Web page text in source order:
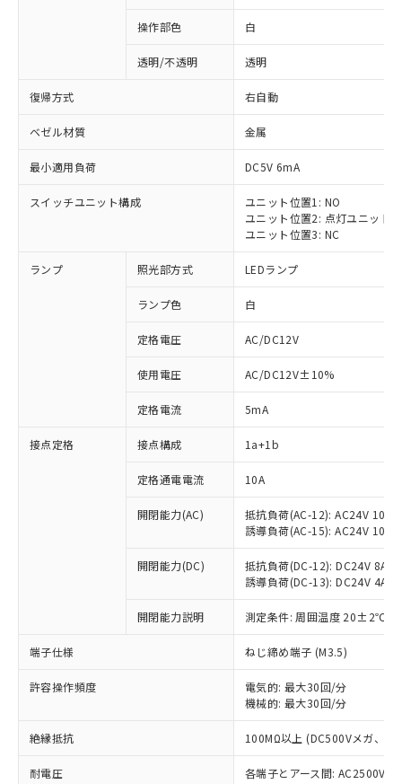
操作部色 白
透明/不透明 透明
復帰方式 右自動
ベゼル材質 金属
最小適用負荷 DC5V 6mA
スイッチユニット構成
ユニット位置1: NO
ユニット位置2: 点灯ユニット
ユニット位置3: NC
ランプ 照光部方式 LEDランプ
ランプ色 白
定格電圧 AC/DC12V
使用電圧 AC/DC12V±10%
定格電流 5mA
接点定格 接点構成 1a+1b
定格通電電流 10A
開閉能力(AC)
抵抗負荷(AC-12): AC24V 10A/
誘導負荷(AC-15): AC24V
開閉能力(DC)
抵抗負荷(DC-12): DC24V 8A/
誘導負荷(DC-13): DC24V 4A/
開閉能力説明 測定条件: 周囲温度 20±2℃、
端子仕様 ねじ締め端子 (M3.5)
許容操作頻度
電気的: 最大30回/分
機械的: 最大30回/分
絶縁抵抗 100MΩ以上 (DC500Vメガ、点
耐電圧
各端子とアース間: AC2500V
ご利用条件
以下の条件をお読みいただき、同意のうえ
本サービスは、当社制御機器事業取扱
商品の当社在庫状況および標準価格
(税抜)を提供させていただくもので
当社制御機器事業取扱商品の中には、
本サービスの対象外となる商品もある
ことをご了承ください。
※1 対応状況
対応済み：EU RoHS指令（10物質）の
非含有に対応した製品が提供可能な商品で
対応予定：EU RoHS指令（10物質）の非含
有に対応した製品に切り替える予定のある
対応予定なし：EU RoHS指令（10物質）の
非含有に非対応の商品で、対応品を出す予
調査・確認中：EU RoHS指令（10物質）の
非含有の対応状況を調査中または確認中の
商品です。
非該当品：ライセンス料など無形物で、有
仕入先様の事情により、非含有部品として
いたものが、含有品と判明した場合などや
「○」：最大均質材料含有率が中国RoHSの
基準値以下であることを示します。
「×」：最大均質材料含有率が中国RoHSの
基準値を超えていることを示します。
当社は、これら貴社製品のうち、外国